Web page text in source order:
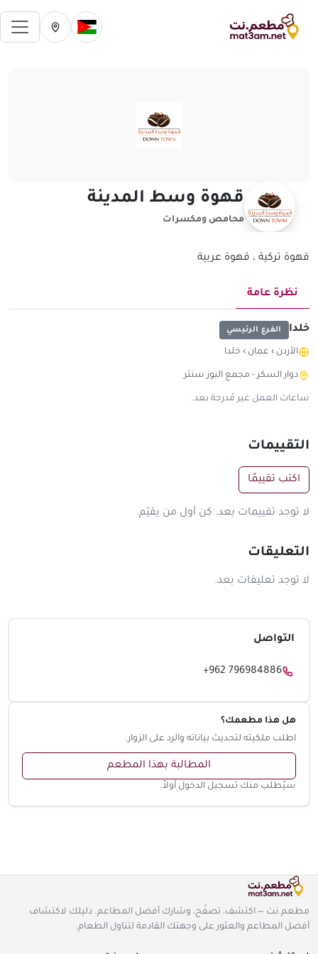
تغيير الدولة الحالية
تغيير المدينة
قهوة وسط المدينة
محامص ومكسرات
قهوة تركية ، قهوة عربية
نظرة عامة
خلدا الفرع الرئيسي
الأردن › عمان › خلدا
دوار السكر - مجمع البوز سنتر
ساعات العمل غير مُدرجة بعد.
التقييمات
اكتب تقييمًا
لا توجد تقييمات بعد. كن أول من يقيّم.
التعليقات
لا توجد تعليقات بعد.
التواصل
+962 796984886
هل هذا مطعمك؟
اطلب ملكيته لتحديث بياناته والرد على الزوار.
المطالبة بهذا المطعم
سيُطلب منك تسجيل الدخول أولاً.
مطعم.نت — اكتشف، تصفّح، وشارك أفضل المطاعم. دليلك لاكتشاف
أفضل المطاعم والعثور على وجهتك القادمة لتناول الطعام.